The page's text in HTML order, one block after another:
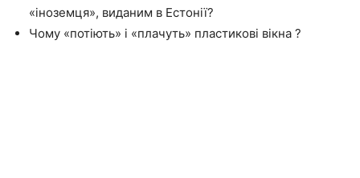
«іноземця», виданим в Естонії?
Чому «потіють» і «плачуть» пластикові вікна ?